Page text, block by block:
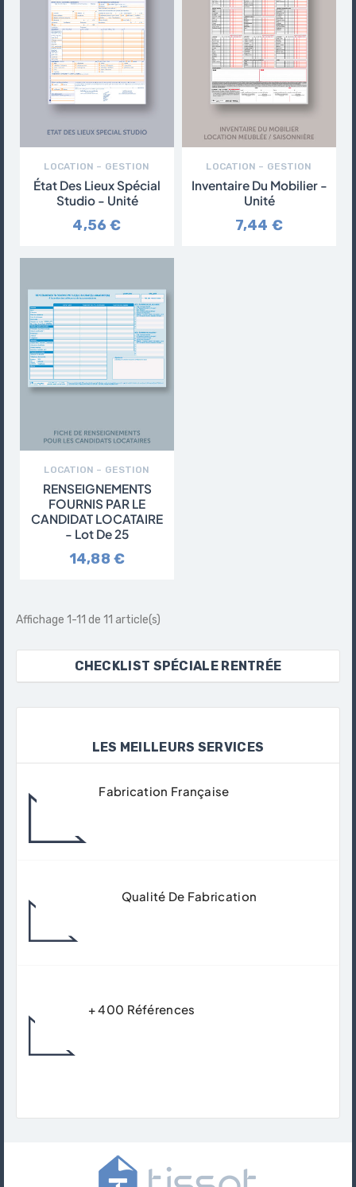
LOCATION – GESTION
État Des Lieux Spécial
Studio - Unité
4,56 €
LOCATION – GESTION
Inventaire Du Mobilier -
Unité
7,44 €
LOCATION – GESTION
RENSEIGNEMENTS
FOURNIS PAR LE
CANDIDAT LOCATAIRE
- Lot De 25
14,88 €
Affichage 1-11 de 11 article(s)
CHECKLIST SPÉCIALE RENTRÉE
LES MEILLEURS SERVICES
Fabrication Française
Qualité De Fabrication
+ 400 Références